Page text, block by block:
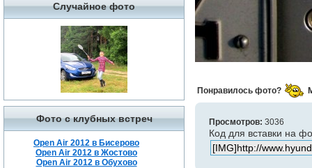
Случайное фото
Фото с клубных встреч
Open Air 2012 в Бисерово
Open Air 2012 в Жостово
Open Air 2012 в Обухово
Понравилось фото?
Просмотров: 3036
Код для вставки на